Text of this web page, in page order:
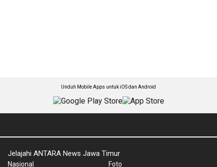
Unduh Mobile Apps untuk iOS dan Android
Jelajahi ANTARA News Jawa Timur
Nasional Foto